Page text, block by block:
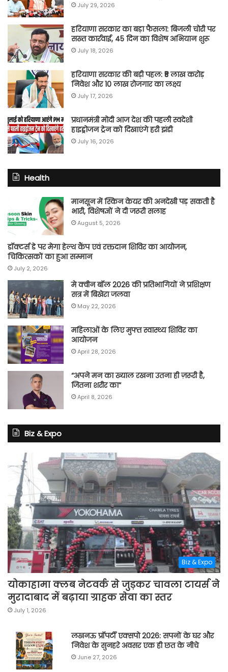
July 29, 2026
हरियाणा सरकार का बड़ा फैसला: बिजली चोरी पर
सख्त कार्रवाई, 45 दिन का विशेष अभियान शुरू
July 18, 2026
हरियाणा सरकार की बड़ी पहल: ₹5 लाख करोड़
निवेश और 10 लाख रोजगार का लक्ष्य
July 17, 2026
प्रधानमंत्री मोदी आज देश की पहली स्वदेशी
हाइड्रोजन ट्रेन को दिखाएंगे हरी झंडी
July 16, 2026
Health
मानसून में स्किन केयर की अनदेखी पड़ सकती है
भारी, विशेषज्ञों ने दी जरूरी सलाह
August 5, 2026
डॉक्टर्स डे पर मेगा हेल्थ कैंप एवं रक्तदान शिविर का आयोजन,
चिकित्सकों का हुआ सम्मान
July 2, 2026
मे क्वीन बॉल 2026 की प्रतिभागियों ने प्रशिक्षण
सत्र में बिखेरा जलवा
May 22, 2026
महिलाओं के लिए मुफ्त स्वास्थ्य शिविर का
आयोजन
April 28, 2026
“अपने मन का ख्याल रखना उतना ही ज़रूरी है,
जितना शरीर का”
April 8, 2026
Biz & Expo
Biz & Expo
योकाहामा क्लब नेटवर्क से जुड़कर चावला टायर्स ने
मुरादाबाद में बढ़ाया ग्राहक सेवा का स्तर
July 1, 2026
लखनऊ प्रॉपर्टी एक्सपो 2026: सपनों के घर और
निवेश के सुनहरे अवसर एक ही छत के नीचे
June 27, 2026